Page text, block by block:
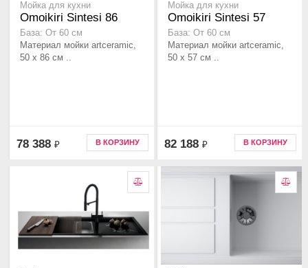
Мойка для кухни
Omoikiri Sintesi 86
База: От 60 см
Материал мойки artceramic,
50 x 86 см ..
78 388 ₽ В КОРЗИНУ
Мойка для кухни
Omoikiri Sintesi 57
База: От 60 см
Материал мойки artceramic,
50 x 57 см ..
82 188 ₽ В КОРЗИНУ